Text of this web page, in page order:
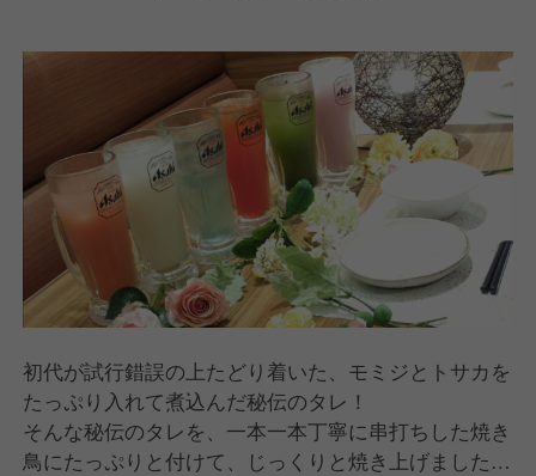
初代が試行錯誤の上たどり着いた、モミジとトサカを
たっぷり入れて煮込んだ秘伝のタレ！
そんな秘伝のタレを、一本一本丁寧に串打ちした焼き
鳥にたっぷりと付けて、じっくりと焼き上げました焼